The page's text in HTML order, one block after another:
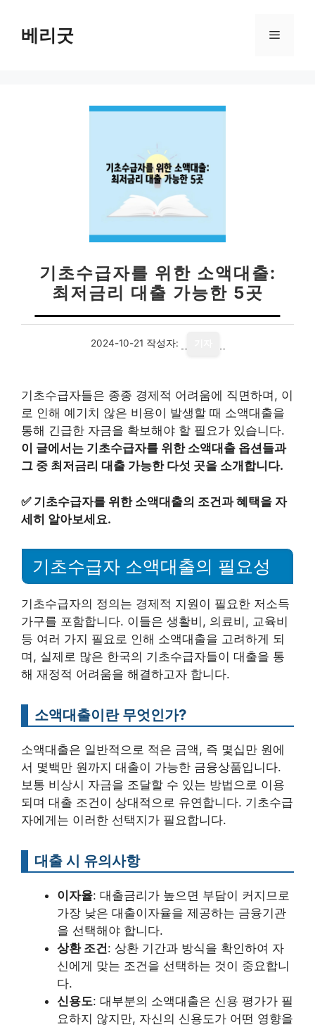
베리굿 메
기초수급자를 위한 소액대출:
최저금리 대출 가능한 5곳
2024-10-21 작성자:
기초수급자들은 종종 경제적 어려움에 직면하며, 이
로 인해 예기치 않은 비용이 발생할 때 소액대출을
통해 긴급한 자금을 확보해야 할 필요가 있습니다.
이 글에서는 기초수급자를 위한 소액대출 옵션들과
그 중 최저금리 대출 가능한 다섯 곳을 소개합니다.
✅ 기초수급자를 위한 소액대출의 조건과 혜택을 자
세히 알아보세요.
기초수급자 소액대출의 필요성
기초수급자의 정의는 경제적 지원이 필요한 저소득
가구를 포함합니다. 이들은 생활비, 의료비, 교육비
등 여러 가지 필요로 인해 소액대출을 고려하게 되
며, 실제로 많은 한국의 기초수급자들이 대출을 통
해 재정적 어려움을 해결하고자 합니다.
소액대출이란 무엇인가?
소액대출은 일반적으로 적은 금액, 즉 몇십만 원에
서 몇백만 원까지 대출이 가능한 금융상품입니다.
보통 비상시 자금을 조달할 수 있는 방법으로 이용
되며 대출 조건이 상대적으로 유연합니다. 기초수급
자에게는 이러한 선택지가 필요합니다.
대출 시 유의사항
이자율: 대출금리가 높으면 부담이 커지므로
가장 낮은 대출이자율을 제공하는 금융기관
을 선택해야 합니다.
상환 조건: 상환 기간과 방식을 확인하여 자
신에게 맞는 조건을 선택하는 것이 중요합니
다.
신용도: 대부분의 소액대출은 신용 평가가 필
요하지 않지만, 자신의 신용도가 어떤 영향을